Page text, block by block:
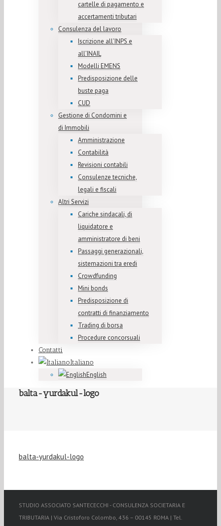
cartelle di pagamento e
accertamenti tributari
Consulenza del lavoro
Iscrizione all’INPS e
all’INAIL
Modelli EMENS
Predisposizione delle
buste paga
CUD
Gestione di Condomini e
di Immobili
Amministrazione
Contabilità
Revisioni contabili
Consulenze tecniche,
legali e fiscali
Altri Servizi
Cariche sindacali, di
liquidatore e
amministratore di beni
Passaggi generazionali,
sistemazioni tra eredi
Crowdfunding
Mini bonds
Predisposizione di
contratti di finanziamento
Trading di borsa
Procedure concorsuali
Contatti
Italiano
English
balta-yurdakul-logo
balta-yurdakul-logo
STUDIO ASSOCIATO SANTECECCHI - CONSULENZA SOCIETARIA E
TRIBUTARIA | Via Cristoforo Colombo, 436 – 00145 ROMA | Tel.